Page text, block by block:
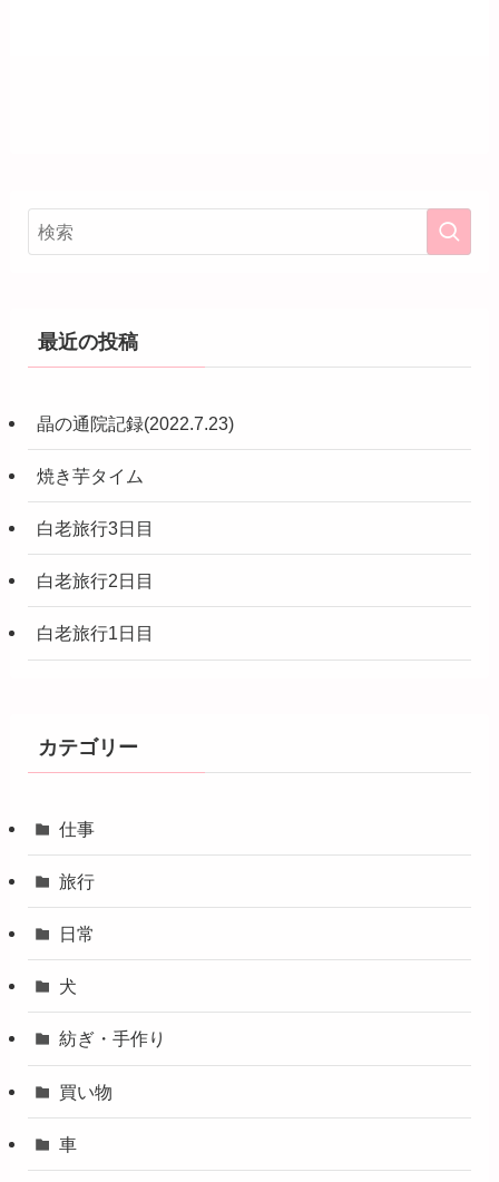
最近の投稿
晶の通院記録(2022.7.23)
焼き芋タイム
白老旅行3日目
白老旅行2日目
白老旅行1日目
カテゴリー
仕事
旅行
日常
犬
紡ぎ・手作り
買い物
車